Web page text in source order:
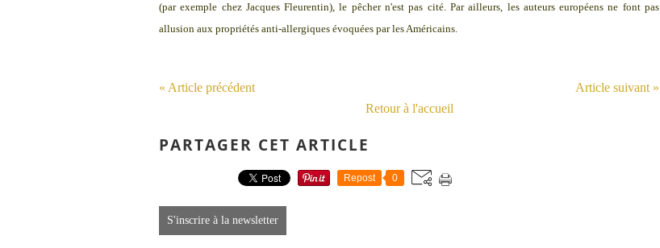
(par exemple chez Jacques Fleurentin), le pêcher n'est pas cité. Par ailleurs, les auteurs européens ne font pas
allusion aux propriétés anti-allergiques évoquées par les Américains.
« Article précédent
Article suivant »
Retour à l'accueil
PARTAGER CET ARTICLE
Repost 0
S'inscrire à la newsletter